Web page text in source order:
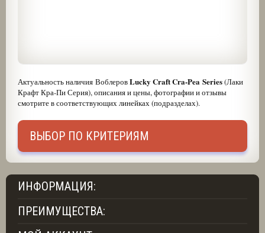
Актуальность наличия ВоблеровLucky Craft Cra-Pea Series(Лаки
Крафт Кра-Пи Серия), описания и цены, фотографии и отзывы
смотрите в соответствующих линейках (подразделах).
ВЫБОР ПО КРИТЕРИЯМ
ИНФОРМАЦИЯ:
ПРЕИМУЩЕСТВА: